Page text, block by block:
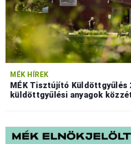
MÉK HÍREK
MÉK Tisztújító Küldöttgyűlés
küldöttgyűlési anyagok